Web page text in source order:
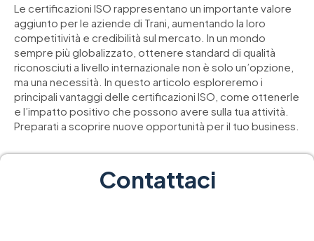
Le certificazioni ISO rappresentano un importante valore
aggiunto per le aziende di Trani, aumentando la loro
competitività e credibilità sul mercato. In un mondo
sempre più globalizzato, ottenere standard di qualità
riconosciuti a livello internazionale non è solo un’opzione,
ma una necessità. In questo articolo esploreremo i
principali vantaggi delle certificazioni ISO, come ottenerle
e l’impatto positivo che possono avere sulla tua attività.
Preparati a scoprire nuove opportunità per il tuo business.
Contattaci